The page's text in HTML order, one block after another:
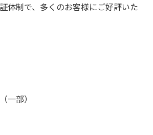
体制で、多くのお客様にご好評いた
一部）